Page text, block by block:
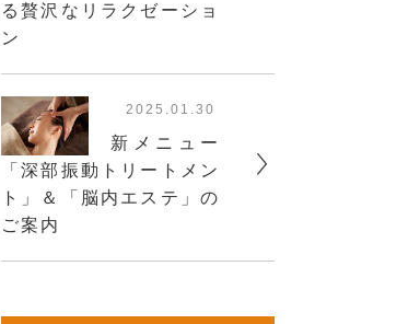
る贅沢なリラクゼーショ
ン
2025.01.30
新メニュー
「深部振動トリートメン
ト」＆「脳内エステ」の
ご案内